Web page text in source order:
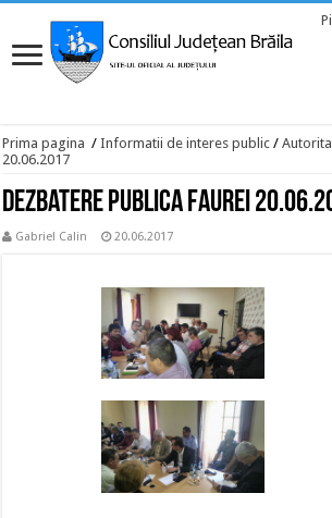
Prima pagina / Informatii de interes public /
20.06.2017
Dezbatere publica Faurei
Gabriel Calin 20.06.2017